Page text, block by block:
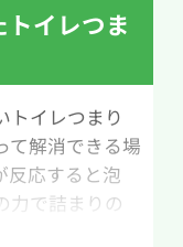
イレつま
トイレつまり
て解消できる場
反応すると泡
力で詰まりの
です。